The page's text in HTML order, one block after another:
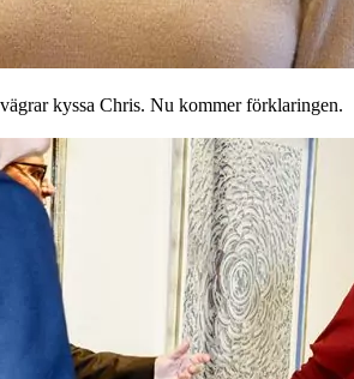
kyssa Chris. Nu kommer förklaringen.